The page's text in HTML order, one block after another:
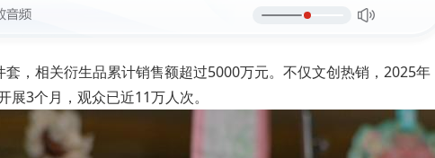
，相关衍生品累计销售额超过5000万元。不仅文创热销，2025
展3个月，观众已近11万人次。